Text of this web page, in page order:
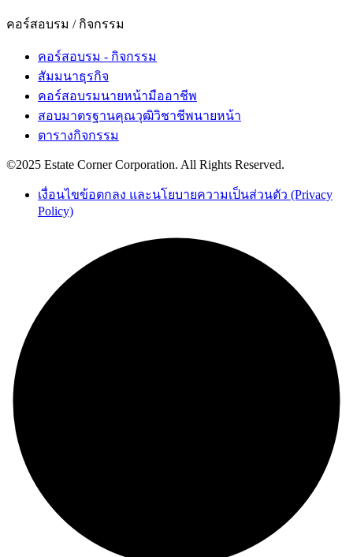
คอร์สอบรม / กิจกรรม
คอร์สอบรม - กิจกรรม
สัมมนาธุรกิจ
คอร์สอบรมนายหน้ามืออาชีพ
สอบมาตรฐานคุณวุฒิวิชาชีพนายหน้า
ตารางกิจกรรม
©2025 Estate Corner Corporation. All Rights Reserved.
เงื่อนไขข้อตกลง และนโยบายความเป็นส่วนตัว (Privacy
Policy)